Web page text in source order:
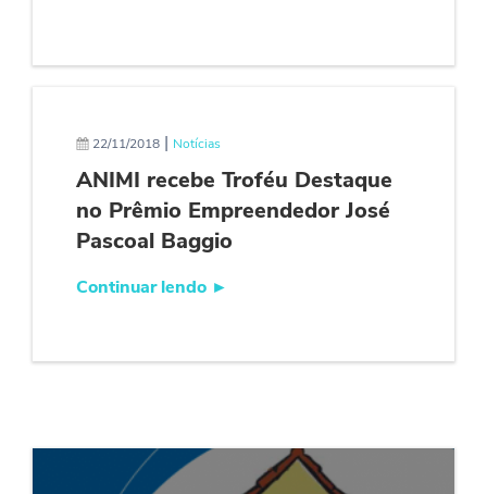
22/11/2018 | Notícias
ANIMI recebe Troféu Destaque
no Prêmio Empreendedor José
Pascoal Baggio
Continuar lendo ►